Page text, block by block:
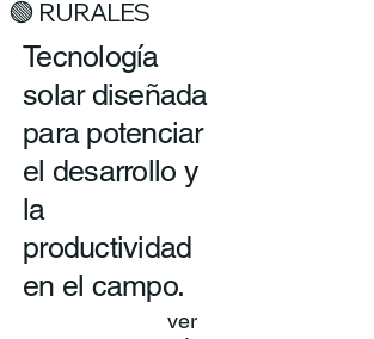
🟢 RURALES
Tecnología
solar diseñada
para potenciar
el desarrollo y
la
productividad
en el campo.
ver